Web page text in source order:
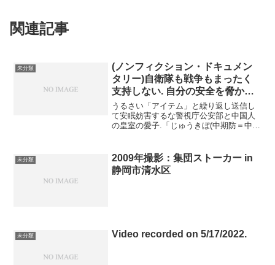
関連記事
未分類
(ノンフィクション・ドキュメン
タリー)自衛隊も戦争もまったく
支持しない. 自分の安全を脅かす
日本政府は敵であり日本が戦争を
始めたらレジスタンスになって自
衛隊を殺す.
うるさい「アイテム」と繰り返し送信し
て安眠妨害するな警視庁公安部と中国人
の皇室の愛子.「じゅうきぼ(中期防＝中期
アルなグレーのジャンパーでそれを軍服
のM-1だと...
未分類
2009年撮影：集団ストーカー in
静岡市清水区
未分類 Video recorded on 5/17/2022.